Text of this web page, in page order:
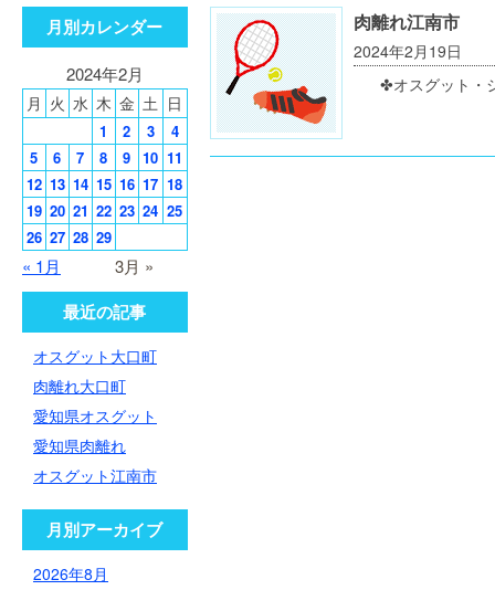
肉離れ江南市
2024年2月19日
✤オスグット・
月別カレンダー
2024年2月
月 火 水 木 金 土 日
« 1月 3月 »
1 2 3
4
5
6 7 8 9 10 11
12 13 14 15 16 17 18
19 20 21 22 23 24 25
26 27 28 29
最近の記事
オスグット大口町
肉離れ大口町
愛知県オスグット
愛知県肉離れ
オスグット江南市
月別アーカイブ
2026年8月